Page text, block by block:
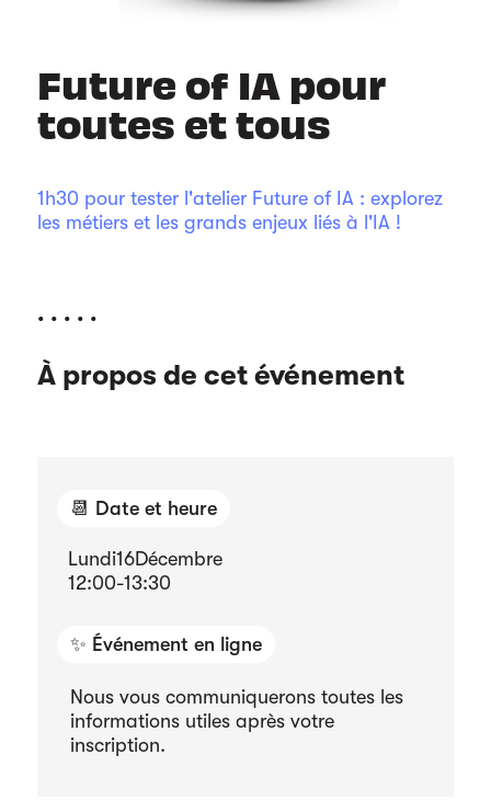
Future of IA pour
toutes et tous
1h30 pour tester l'atelier Future of IA : explorez
les métiers et les grands enjeux liés à l'IA !
. . . . .
À propos de cet événement
📆 Date et heure
Lundi16Décembre
12:00-13:30
✨ Événement en ligne
Nous vous communiquerons toutes les
informations utiles après votre
inscription.